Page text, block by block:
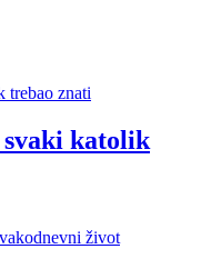
svaki katolik